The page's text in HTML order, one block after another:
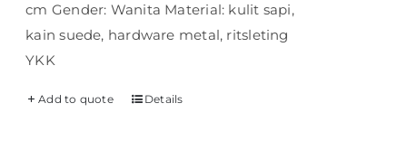
cm Gender: Wanita Material: kulit sapi,
kain suede, hardware metal, ritsleting
YKK
Add to quote Details